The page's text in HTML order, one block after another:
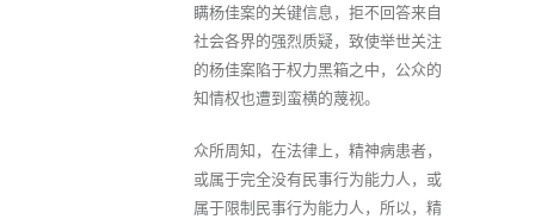
瞒杨佳案的关键信息，拒不回答来自
社会各界的强烈质疑，致使举世关注
的杨佳案陷于权力黑箱之中，公众的
知情权也遭到蛮横的蔑视。
众所周知，在法律上，精神病患者，
或属于完全没有民事行为能力人，或
属于限制民事行为能力人，所以，精